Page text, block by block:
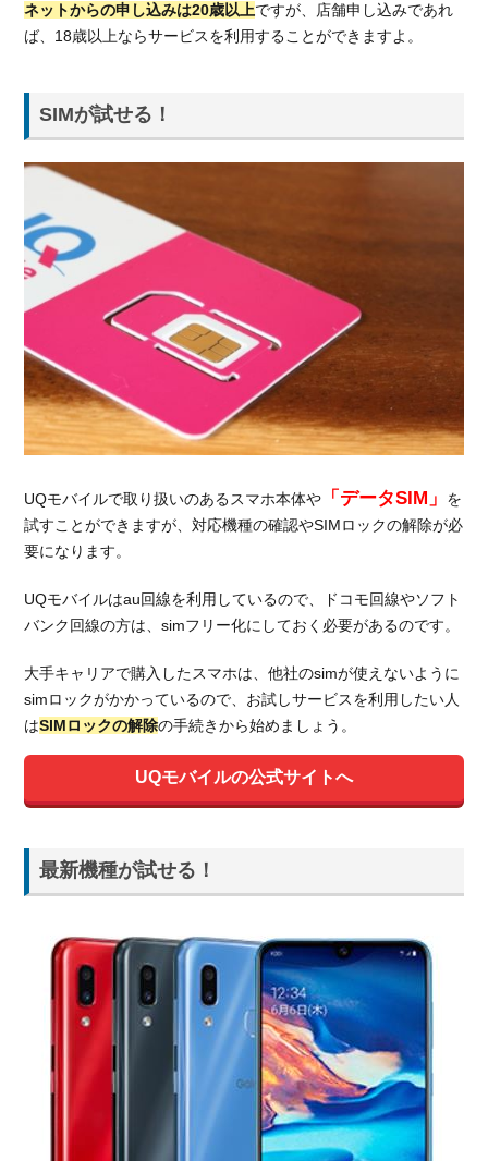
ネットからの申し込みは20歳以上ですが、店舗申し込みであれ
ば、18歳以上ならサービスを利用することができますよ。
SIMが試せる！
UQモバイルで取り扱いのあるスマホ本体や 「データSIM」
を
試すことができますが、対応機種の確認やSIMロックの解除が必
要になります。
UQモバイルはau回線を利用しているので、ドコモ回線やソフト
バンク回線の方は、simフリー化にしておく必要があるのです。
大手キャリアで購入したスマホは、他社のsimが使えないように
simロックがかかっているので、お試しサービスを利用したい人
はSIMロックの解除の手続きから始めましょう。
UQモバイルの公式サイトへ
最新機種が試せる！